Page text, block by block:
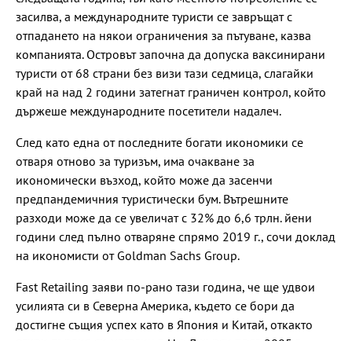
засилва, а международните туристи се завръщат с
отпадането на някои ограничения за пътуване, казва
компанията. Островът започна да допуска ваксинирани
туристи от 68 страни без визи тази седмица, слагайки
край на над 2 години затегнат граничен контрол, който
държеше международните посетители надалеч.
След като една от последните богати икономики се
отваря отново за туризъм, има очакване за
икономически възход, който може да засенчи
предпандемичния туристически бум. Вътрешните
разходи може да се увеличат с 32% до 6,6 трлн. йени
години след пълно отваряне спрямо 2019 г., сочи доклад
на икономисти от Goldman Sachs Group.
Fast Retailing заяви по-рано тази година, че ще удвои
усилията си в Северна Америка, където се бори да
достигне същия успех като в Япония и Китай, откакто